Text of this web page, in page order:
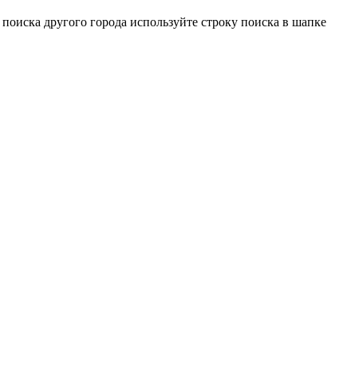
другого города используйте строку поиска в шапке